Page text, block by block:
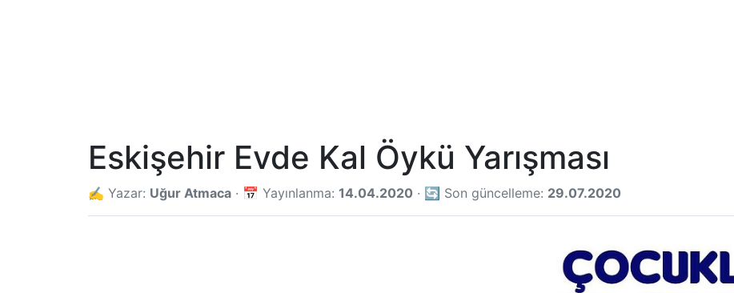
Eskişehir Evde Kal Öykü Yarışması
✍️ Yazar: Uğur Atmaca · 📅 Yayınlanma: 14.04.2020 · 🔄 Son güncelleme: 29.07.2020